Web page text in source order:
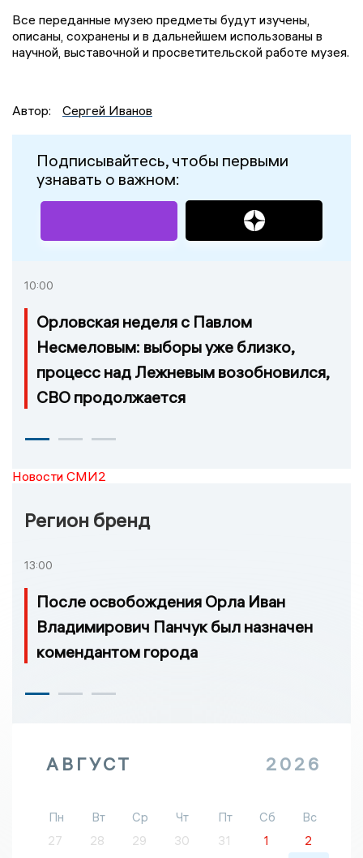
Все переданные музею предметы будут изучены,
описаны, сохранены и в дальнейшем использованы в
научной, выставочной и просветительской работе музея.
Автор: Сергей Иванов
Подписывайтесь, чтобы первыми
узнавать о важном:
10:00
Орловская неделя с Павлом
Несмеловым: выборы уже близко,
процесс над Лежневым возобновился,
СВО продолжается
Новости СМИ2
Регион бренд
13:00
После освобождения Орла Иван
Владимирович Панчук был назначен
комендантом города
АВГУСТ 2026
Пн Вт Ср Чт Пт Сб
Вс
27
28 29 30 31 1
2